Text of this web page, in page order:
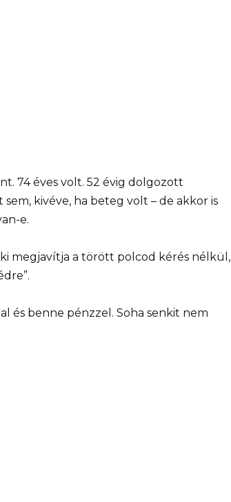
74 éves volt. 52 évig dolgozott
kivéve, ha beteg volt – de akkor is
e.
megjavítja a törött polcod kérés nélkül,
és benne pénzzel. Soha senkit nem